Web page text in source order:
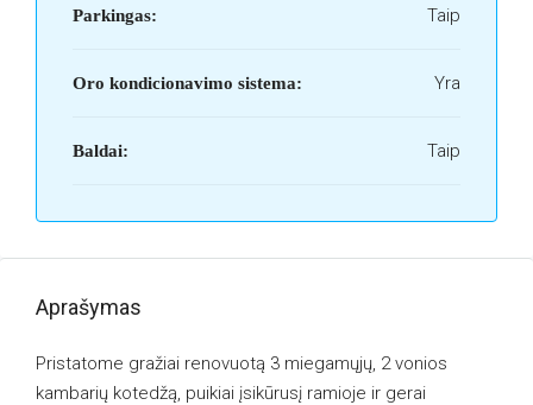
Parkingas: Taip
Oro kondicionavimo sistema: Yra
Baldai: Taip
Aprašymas
Pristatome gražiai renovuotą 3 miegamųjų, 2 vonios
kambarių kotedžą, puikiai įsikūrusį ramioje ir gerai